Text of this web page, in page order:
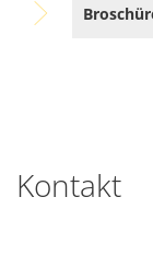
Kontakt